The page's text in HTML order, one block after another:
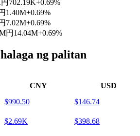
円702.19K+0.69%
1.40M+0.69%
7.02M+0.69%
円14.04M+0.69%
ng palitan
CNY USD
$990.50 $146.74
$2.69K $398.68